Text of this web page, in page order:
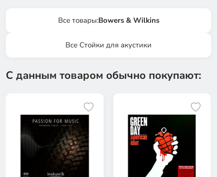
Все товары:Bowers & Wilkins
Все Стойки для акустики
С данным товаром обычно покупают: